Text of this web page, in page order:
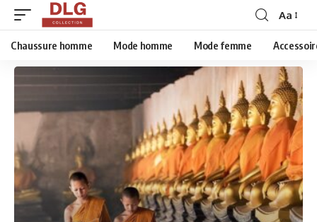
Aa
Chaussure homme Mode homme Mode femme